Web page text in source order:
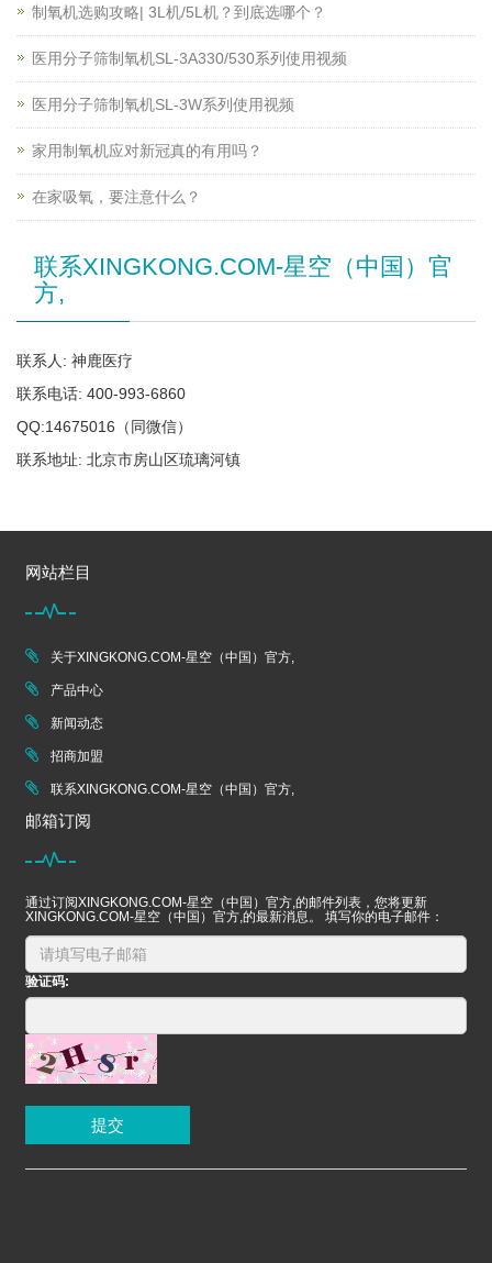
制氧机选购攻略| 3L机/5L机？到底选哪个？
医用分子筛制氧机SL-3A330/530系列使用视频
医用分子筛制氧机SL-3W系列使用视频
家用制氧机应对新冠真的有用吗？
在家吸氧，要注意什么？
联系XINGKONG.COM-星空（中国）官
方,
联系人: 神鹿医疗
联系电话: 400-993-6860
QQ:14675016（同微信）
联系地址: 北京市房山区琉璃河镇
网站栏目
关于XINGKONG.COM-星空（中国）官方,
产品中心
新闻动态
招商加盟
联系XINGKONG.COM-星空（中国）官方,
邮箱订阅
通过订阅XINGKONG.COM-星空（中国）官方,的邮件列表，您将更新
XINGKONG.COM-星空（中国）官方,的最新消息。 填写你的电子邮件：
验证码:
提交